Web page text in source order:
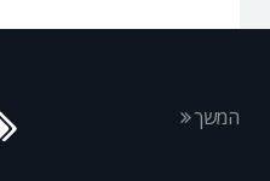
המשך